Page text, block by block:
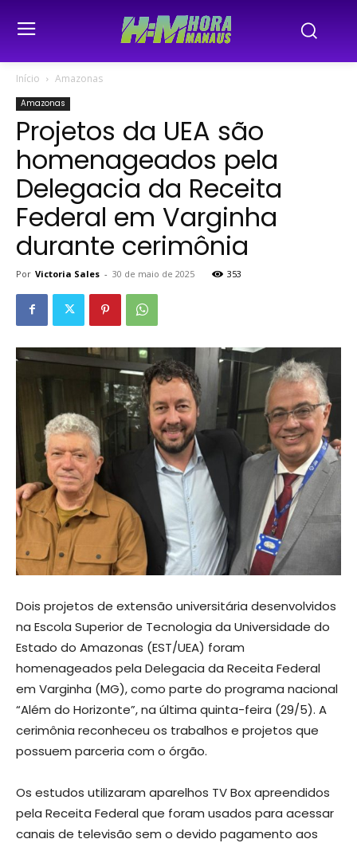
Início Amazonas
Amazonas
Projetos da UEA são
homenageados pela
Delegacia da Receita
Federal em Varginha
durante cerimônia
Por Victoria Sales - 30 de maio de 2025 353
Dois projetos de extensão universitária desenvolvidos
na Escola Superior de Tecnologia da Universidade do
Estado do Amazonas (EST/UEA) foram
homenageados pela Delegacia da Receita Federal
em Varginha (MG), como parte do programa nacional
“Além do Horizonte”, na última quinta-feira (29/5). A
cerimônia reconheceu os trabalhos e projetos que
possuem parceria com o órgão.
Os estudos utilizaram aparelhos TV Box apreendidos
pela Receita Federal que foram usados para acessar
canais de televisão sem o devido pagamento aos